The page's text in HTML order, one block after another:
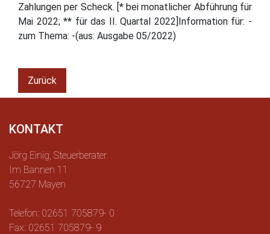
Zahlungen per Scheck. [* bei monatlicher Abführung für
Mai 2022; ** für das II. Quartal 2022]Information für: -
zum Thema: -(aus: Ausgabe 05/2022)
Zurück
KONTAKT
Jörg Einig, Steuerberater
Im Bannen 11
56727 Mayen
Telefon: 02651 705879- 0
Fax: 02651 705879- 9